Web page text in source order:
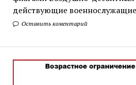
действующие
Оставить коментарий